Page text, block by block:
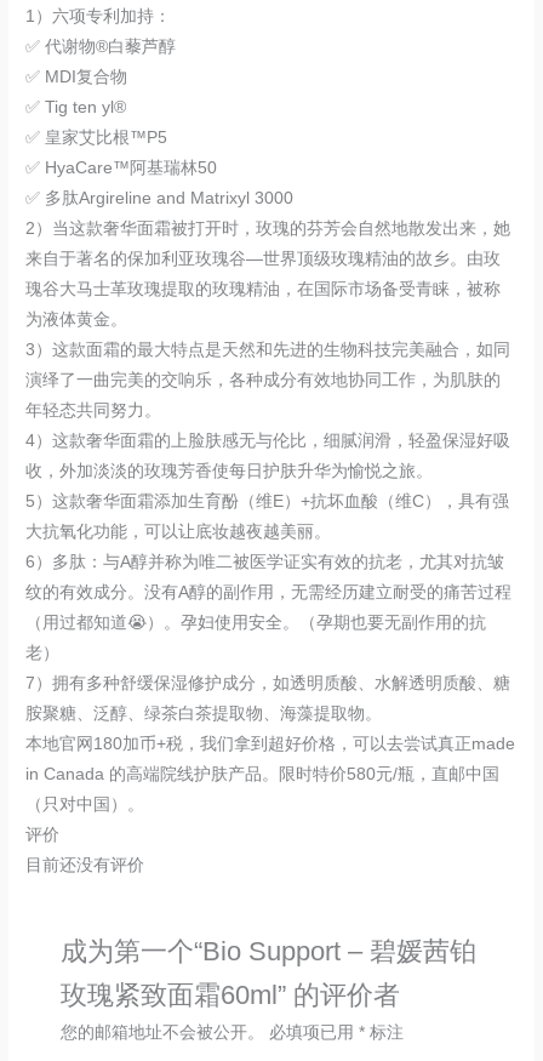
1）六项专利加持：
✅ 代谢物®白藜芦醇
✅ MDI复合物
✅ Tig ten yl®
✅ 皇家艾比根™P5
✅ HyaCare™阿基瑞林50
✅ 多肽Argireline and Matrixyl 3000
2）当这款奢华面霜被打开时，玫瑰的芬芳会自然地散发出来，她
来自于著名的保加利亚玫瑰谷—世界顶级玫瑰精油的故乡。由玫
瑰谷大马士革玫瑰提取的玫瑰精油，在国际市场备受青睐，被称
为液体黄金。
3）这款面霜的最大特点是天然和先进的生物科技完美融合，如同
演绎了一曲完美的交响乐，各种成分有效地协同工作，为肌肤的
年轻态共同努力。
4）这款奢华面霜的上脸肤感无与伦比，细腻润滑，轻盈保湿好吸
收，外加淡淡的玫瑰芳香使每日护肤升华为愉悦之旅。
5）这款奢华面霜添加生育酚（维E）+抗坏血酸（维C），具有强
大抗氧化功能，可以让底妆越夜越美丽。
6）多肽：与A醇并称为唯二被医学证实有效的抗老，尤其对抗皱
纹的有效成分。没有A醇的副作用，无需经历建立耐受的痛苦过程
（用过都知道😭）。孕妇使用安全。（孕期也要无副作用的抗
老）
7）拥有多种舒缓保湿修护成分，如透明质酸、水解透明质酸、糖
胺聚糖、泛醇、绿茶白茶提取物、海藻提取物。
本地官网180加币+税，我们拿到超好价格，可以去尝试真正made
in Canada 的高端院线护肤产品。限时特价580元/瓶，直邮中国
（只对中国）。
评价
目前还没有评价
成为第一个“Bio Support – 碧媛茜铂
玫瑰紧致面霜60ml” 的评价者
您的邮箱地址不会被公开。 必填项已用* 标注